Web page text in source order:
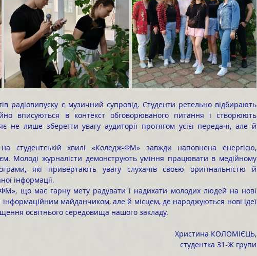
вписуються в контекст обговорюваного питання і створюють
не лише зберегти увагу аудиторії протягом усієї передачі, але й
Молоді журналісти демонструють уміння працювати в медійному
які привертають увагу слухачів своєю оригінальністю й
інформації.
інформаційним майданчиком, але й місцем, де народжуються нові ідеї
освітнього середовища нашого закладу.
Христина КОЛОМІЄЦЬ,
студентка 31-Ж групи